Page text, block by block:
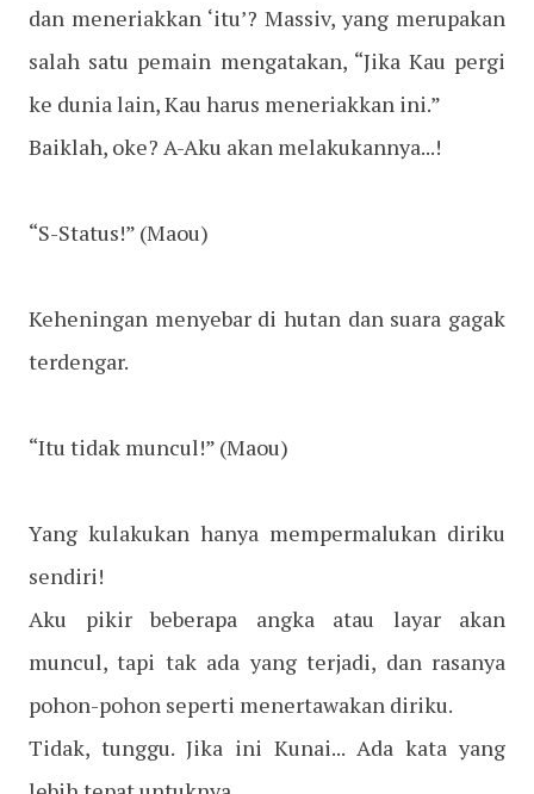
dan meneriakkan ‘itu’? Massiv, yang merupakan
salah satu pemain mengatakan, “Jika Kau pergi
ke dunia lain, Kau harus meneriakkan ini.”
Baiklah, oke? A-Aku akan melakukannya...!
“S-Status!” (Maou)
Keheningan menyebar di hutan dan suara gagak
terdengar.
“Itu tidak muncul!” (Maou)
Yang kulakukan hanya mempermalukan diriku
sendiri!
Aku pikir beberapa angka atau layar akan
muncul, tapi tak ada yang terjadi, dan rasanya
pohon-pohon seperti menertawakan diriku.
Tidak, tunggu. Jika ini Kunai... Ada kata yang